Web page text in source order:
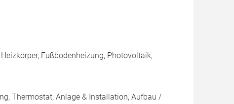
Fußbodenheizung, Photovoltaik,
Thermostat, Anlage & Installation, Aufbau /